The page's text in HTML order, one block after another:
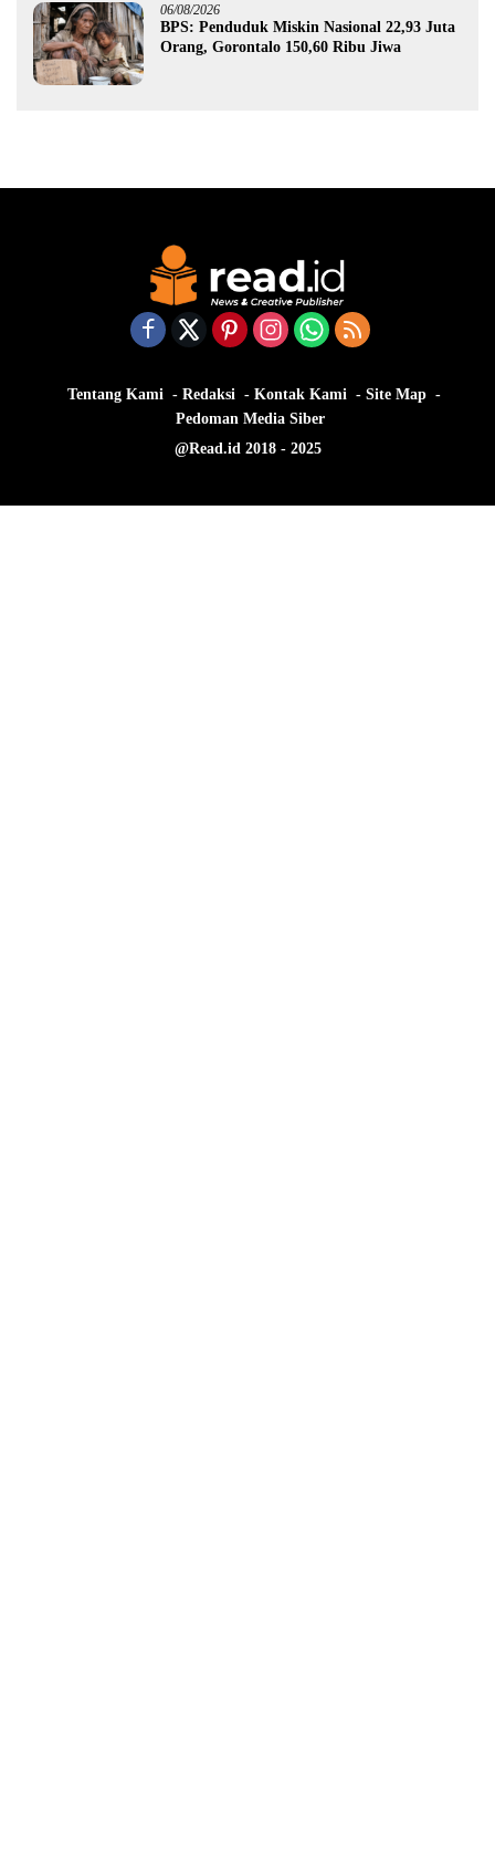
06/08/2026
BPS: Penduduk Miskin Nasional 22,93 Juta
Orang, Gorontalo 150,60 Ribu Jiwa
Tentang Kami Redaksi Kontak Kami
Site Map
Pedoman Media Siber
@Read.id 2018 - 2025